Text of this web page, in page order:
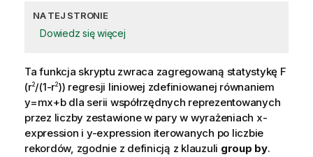
NA TEJ STRONIE
Dowiedz się więcej
Ta funkcja skryptu zwraca zagregowaną statystykę F
(r2/(1-r2)) regresji liniowej zdefiniowanej równaniem
y=mx+bdla serii współrzędnych reprezentowanych
przez liczby zestawione w pary w wyrażeniach x-
expression i y-expression iterowanych po liczbie
rekordów, zgodnie z definicją z klauzuli group by.